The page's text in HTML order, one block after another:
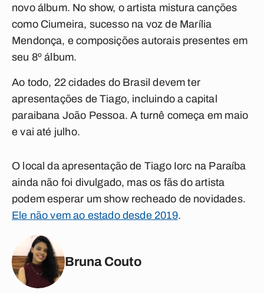
novo álbum. No show, o artista mistura canções
como Ciumeira, sucesso na voz de Marília
Mendonça, e composições autorais presentes em
seu 8º álbum.
Ao todo, 22 cidades do Brasil devem ter
apresentações de Tiago, incluindo a capital
paraibana João Pessoa. A turnê começa em maio
e vai até julho.
O local da apresentação de Tiago Iorc na Paraíba
ainda não foi divulgado, mas os fãs do artista
podem esperar um show recheado de novidades.
Ele não vem ao estado desde 2019.
Bruna Couto